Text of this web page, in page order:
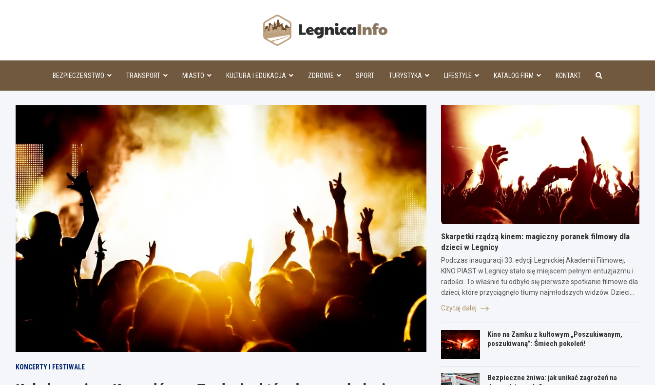
BEZPIECZEŃSTWO TRANSPORT MIASTO KULTURA I EDUKACJA ZDROWIE SPORT TURYSTYKA LIFESTYLE KATALOG FIRM KONTAKT
KONCERTY I FESTIWALE
Skarpetki rządzą kinem: magiczny poranek filmowy dla
dzieci w Legnicy
Podczas inauguracji 33. edycji Legnickiej Akademii Filmowej,
KINO PIAST w Legnicy stało się miejscem pełnym entuzjazmu i
radości. To właśnie tu odbyło się pierwsze spotkanie filmowe dla
dzieci, które przyciągnęło tłumy najmłodszych widzów. Dzieci…
Czytaj dalej
Kino na Zamku z kultowym „Poszukiwanym,
poszukiwaną”: Śmiech pokoleń!
Bezpieczne żniwa: jak unikać zagrożeń na